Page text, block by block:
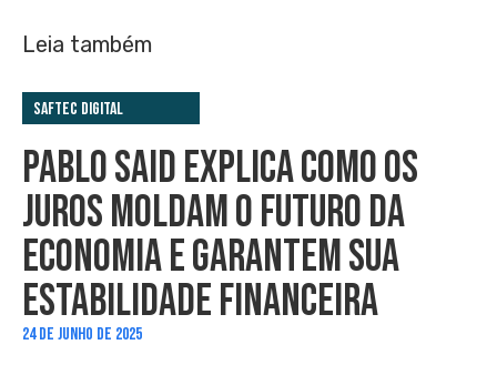
Leia também
Saftec Digital
PABLO SAID EXPLICA COMO OS
JUROS MOLDAM O FUTURO DA
ECONOMIA E GARANTEM SUA
ESTABILIDADE FINANCEIRA
24 DE JUNHO DE 2025